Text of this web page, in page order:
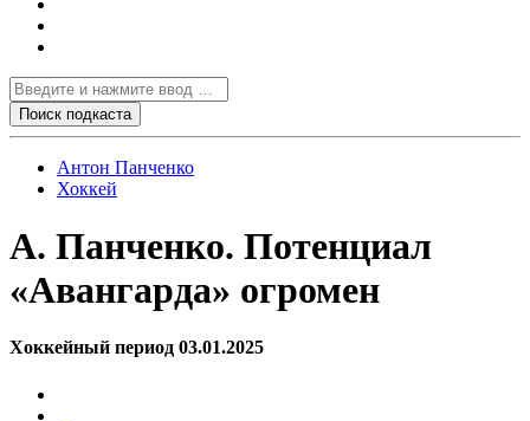
Антон Панченко
Хоккей
А. Панченко. Потенциал
«Авангарда» огромен
Хоккейный период 03.01.2025